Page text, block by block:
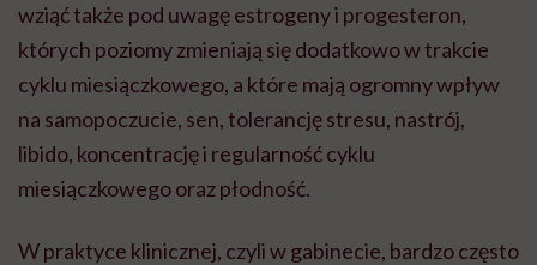
wziąć także pod uwagę estrogeny i progesteron,
których poziomy zmieniają się dodatkowo w trakcie
cyklu miesiączkowego, a które mają ogromny wpływ
na samopoczucie, sen, tolerancję stresu, nastrój,
libido, koncentrację i regularność cyklu
miesiączkowego oraz płodność.
W praktyce klinicznej, czyli w gabinecie, bardzo często